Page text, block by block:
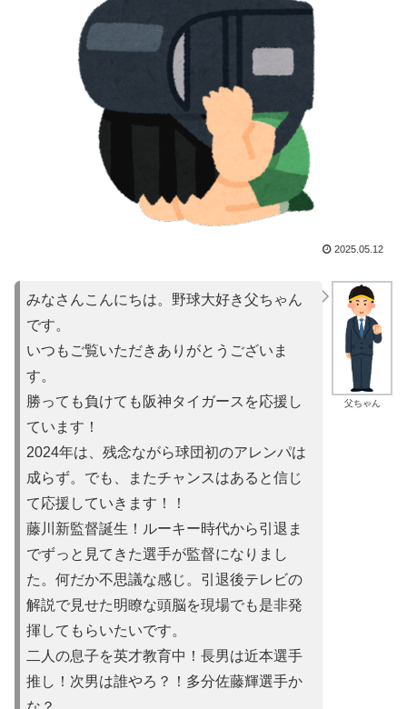
2025.05.12
父ちゃん
みなさんこんにちは。野球大好き父ちゃん
です。
いつもご覧いただきありがとうございま
す。
勝っても負けても阪神タイガースを応援し
ています！
2024年は、残念ながら球団初のアレンパは
成らず。でも、またチャンスはあると信じ
て応援していきます！！
藤川新監督誕生！ルーキー時代から引退ま
でずっと見てきた選手が監督になりまし
た。何だか不思議な感じ。引退後テレビの
解説で見せた明瞭な頭脳を現場でも是非発
揮してもらいたいです。
二人の息子を英才教育中！長男は近本選手
推し！次男は誰やろ？！多分佐藤輝選手か